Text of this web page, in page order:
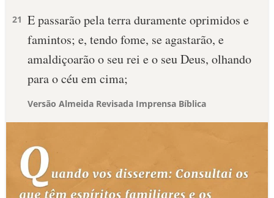
21 E passarão pela terra duramente oprimidos e
famintos; e, tendo fome, se agastarão, e
amaldiçoarão o seu rei e o seu Deus, olhando
para o céu em cima;
Versão Almeida Revisada Imprensa Bíblica